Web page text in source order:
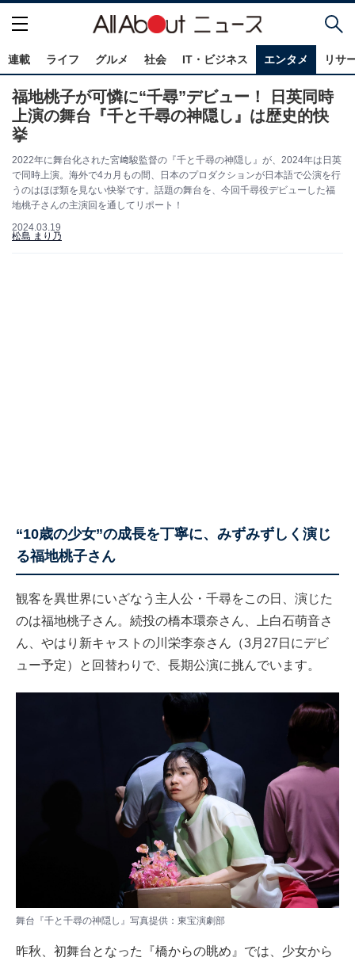
連載 ライフ グルメ 社会 IT・ビジネス エンタメ リサ
福地桃子が可憐に“千尋”デビュー！ 日英同時
上演の舞台『千と千尋の神隠し』は歴史的快
挙
2022年に舞台化された宮﨑駿監督の『千と千尋の神隠し』が、2024年は日英
で同時上演。海外で4カ月もの間、日本のプロダクションが日本語で公演を行
うのはほぼ類を見ない快挙です。話題の舞台を、今回千尋役デビューした福
地桃子さんの主演回を通してリポート！
2024.03.19
松島 まり乃
“10歳の少女”の成長を丁寧に、みずみずしく演じ
る福地桃子さん
観客を異世界にいざなう主人公・千尋をこの日、演じた
のは福地桃子さん。続投の橋本環奈さん、上白石萌音さ
ん、やはり新キャストの川栄李奈さん（3月27日にデビ
ュー予定）と回替わりで、長期公演に挑んでいます。
舞台『千と千尋の神隠し』写真提供：東宝演劇部
昨秋、初舞台となった『橋からの眺め』では、少女から